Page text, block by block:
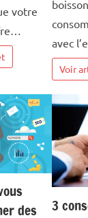
votre
avec
Voir
des
3